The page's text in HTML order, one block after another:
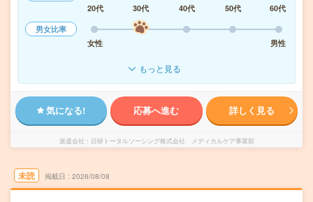
20代
30代 40代 50代
60代
男女比率
女性
男性
もっと見る
気になる! 応募へ進む 詳しく見る
派遣会社 日研トータルソーシング株式会社 メディカルケア事業部
未読 掲載日 2026/08/08